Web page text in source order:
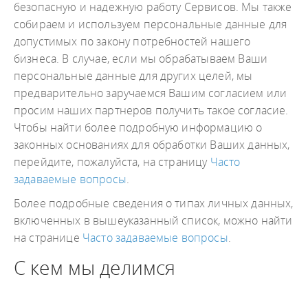
безопасную и надежную работу Сервисов. Мы также
собираем и используем персональные данные для
допустимых по закону потребностей нашего
бизнеса. В случае, если мы обрабатываем Ваши
персональные данные для других целей, мы
предварительно заручаемся Вашим согласием или
просим наших партнеров получить такое согласие.
Чтобы найти более подробную информацию о
законных основаниях для обработки Ваших данных,
перейдите, пожалуйста, на страницу Часто
задаваемые вопросы.
Более подробные сведения о типах личных данных,
включенных в вышеуказанный список, можно найти
на странице Часто задаваемые вопросы.
С кем мы делимся